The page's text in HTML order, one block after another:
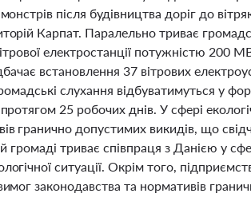
після будівництва доріг до
Карпат. Паралельно триває
електростанції потужністю 200
встановлення 37 вітрових
слухання відбуватимуться у
25 робочих днів. У сфері
гранично допустимих викидів, що
триває співпраця з Данією у
ситуації. Окрім того,
законодавства та нормативів